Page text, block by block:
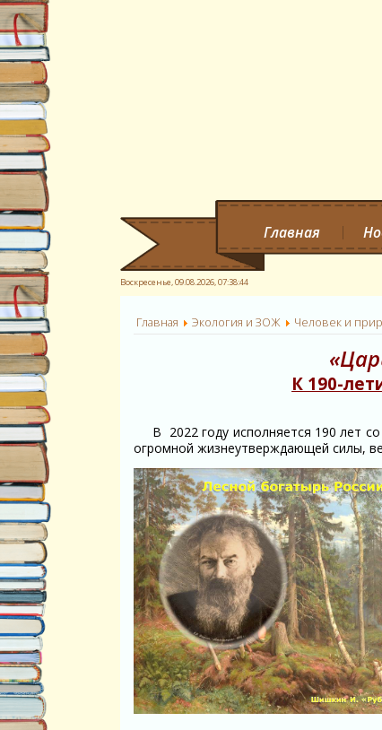
Главная
Воскресенье, 09.08.2026,07:38:45
Главная Экология и ЗОЖ Человек и
К 190-
В 2022 году исполняется 190 лет
огромной жизнеутверждающей силы,